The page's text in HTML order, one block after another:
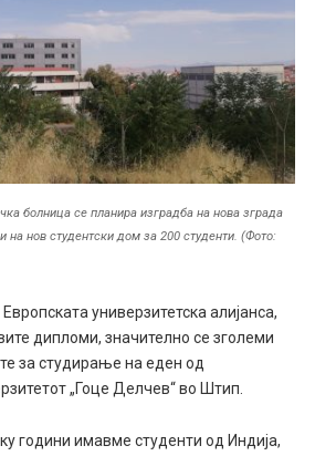
болница се планира изградба на нова зграда
на нов студентски дом за 200 студенти. (Фото:
универзитетска алијанса,
дипломи, значително се зголеми
за студирање на еден од
„Гоце Делчев“ во Штип.
години имавме студенти од Индија,